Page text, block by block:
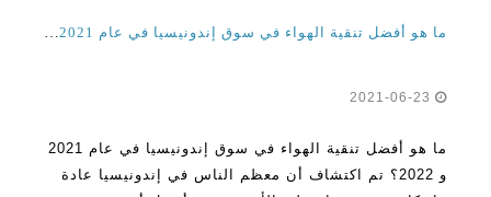
ما هو أفضل تنقية الهواء في سوق إندونيسيا في عام 2021 و 2022؟
ما هو أفضل تنقية الهواء في سوق إندونيسيا في عام 2021
و 2022؟ تم اكتشاف أن معظم الناس في إندونيسيا عادة